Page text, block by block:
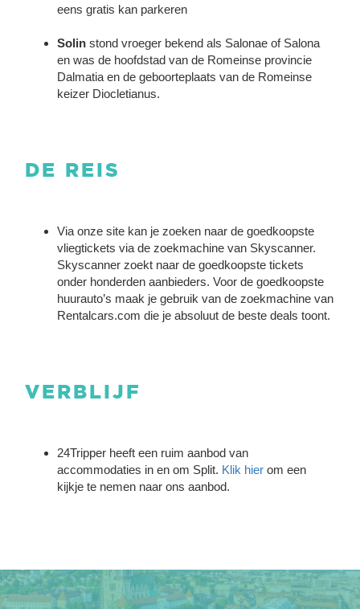
eens gratis kan parkeren
Solinstond vroeger bekend als Salonae of Salona
en was de hoofdstad van de Romeinse provincie
Dalmatia en de geboorteplaats van de Romeinse
keizer Diocletianus.
DE REIS
Via onze site kan je zoeken naar de goedkoopste
vliegtickets via de zoekmachine van Skyscanner.
Skyscanner zoekt naar de goedkoopste tickets
onder honderden aanbieders. Voor de goedkoopste
huurauto’s maak je gebruik van de zoekmachine van
Rentalcars.com die je absoluut de beste deals toont.
VERBLIJF
24Tripper heeft een ruim aanbod van
accommodaties in en om Split. Klik hier om een
kijkje te nemen naar ons aanbod.